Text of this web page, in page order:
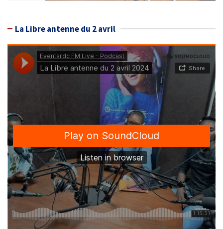
La Libre antenne du 2 avril